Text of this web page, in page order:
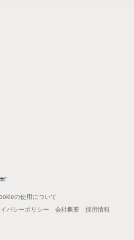
の使用について
バシーポリシー 会社概要
採用情報